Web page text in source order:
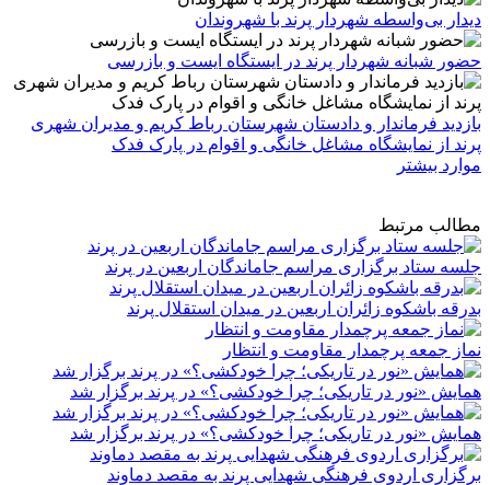
دیدار بی‌واسطه شهردار پرند با شهروندان
حضور شبانه شهردار پرند در ایستگاه ایست و بازرسی
بازدید فرماندار و دادستان شهرستان رباط کریم و مدیران شهری
پرند از نمایشگاه مشاغل خانگی و اقوام در پارک فدک
موارد بیشتر
مطالب مرتبط
جلسه ستاد برگزاری مراسم جاماندگان اربعین در پرند
بدرقه باشکوه زائران اربعین در میدان استقلال پرند
نماز جمعه پرچمدار مقاومت و انتظار
همایش «نور در تاریکی؛ چرا خودکشی؟» در پرند برگزار شد
همایش «نور در تاریکی؛ چرا خودکشی؟» در پرند برگزار شد
برگزاری اردوی فرهنگی شهدایی پرند به مقصد دماوند